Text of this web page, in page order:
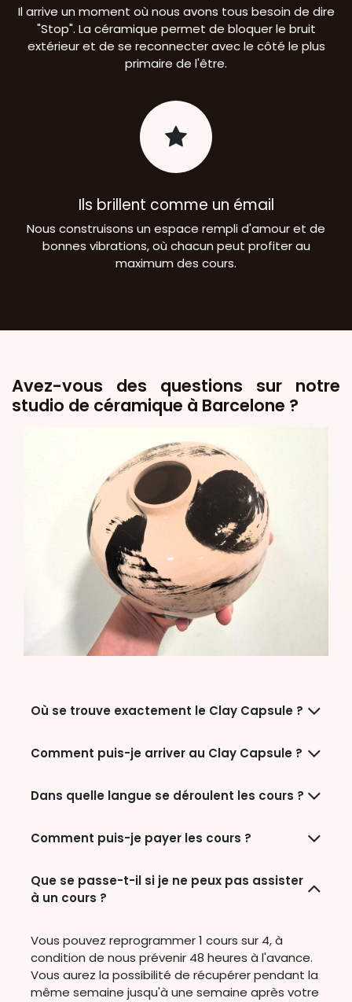
Il arrive un moment où nous avons tous besoin de dire
"Stop". La céramique permet de bloquer le bruit
extérieur et de se reconnecter avec le côté le plus
primaire de l'être.
Ils brillent comme un émail
Nous construisons un espace rempli d'amour et de
bonnes vibrations, où chacun peut profiter au
maximum des cours.
Où se trouve exactement le Clay Capsule ?
Comment puis-je arriver au Clay Capsule ?
Dans quelle langue se déroulent les cours ?
Comment puis-je payer les cours ?
Que se passe-t-il si je ne peux pas assister
à un cours ?
Vous pouvez reprogrammer 1 cours sur 4, à
condition de nous prévenir 48 heures à l'avance.
Vous aurez la possibilité de récupérer pendant la
même semaine jusqu'à une semaine après votre
Avez-vous des questions sur notre
studio de céramique à Barcelone ?